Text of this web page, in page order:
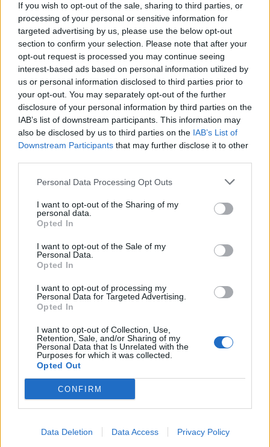
If you wish to opt-out of the sale, sharing to third parties, or
processing of your personal or sensitive information for
targeted advertising by us, please use the below opt-out
section to confirm your selection. Please note that after your
opt-out request is processed you may continue seeing
interest-based ads based on personal information utilized by
us or personal information disclosed to third parties prior to
your opt-out. You may separately opt-out of the further
disclosure of your personal information by third parties on the
IAB’s list of downstream participants. This information may
also be disclosed by us to third parties on the IAB’s List of
Downstream Participants that may further disclose it to other
Personal Data Processing Opt Outs
I want to opt-out of the Sharing of my
personal data.
Opted In
I want to opt-out of the Sale of my
Personal Data.
Opted In
I want to opt-out of processing my
Personal Data for Targeted Advertising.
Opted In
I want to opt-out of Collection, Use,
Retention, Sale, and/or Sharing of my
Personal Data that Is Unrelated with the
Purposes for which it was collected.
Opted Out
CONFIRM
Data Deletion Data Access Privacy Policy
Add stonisi.gr on Google ↗
ΣΤΗΝ ΙΔΙΑ ΚΑΤΗΓΟΡΙΑ
ΔΡΑΣΕΙΣ
Καλοκαιρινή γιορτή για τα
παιδιά της «Κυψέλης»
Μουσική, τραγούδι και χορός στη
Λέσχη Αξιωματικών από τον
Ελληνικό Ερυθρό Σταυρό και την
ΡΕΠΟΡΤΑΖ ΔΡΑΣΕΙΣ
Στο Πανελλήνιον έκθεση
σύνδεσης του σήμερα της
Μια έκθεση διοργανωμένη από τον
Εμπορικό Σύλλογο Μυτιλήνης
ΜΟΥΣΙΚΗ
ξανά στη Σκάλα Πολιχνίτου
Η αναπαράσταση του παλιού
αλιευτικού εθίμου, οι
παραδοσιακοί χοροί και η μουσική
γέμισαν το λιμάνι το βράδυ της 6ης
Αυγούστου
«Ένα βιβλίο, ένα χαμόγελο» για
τα παιδιά του Κοινωνικού